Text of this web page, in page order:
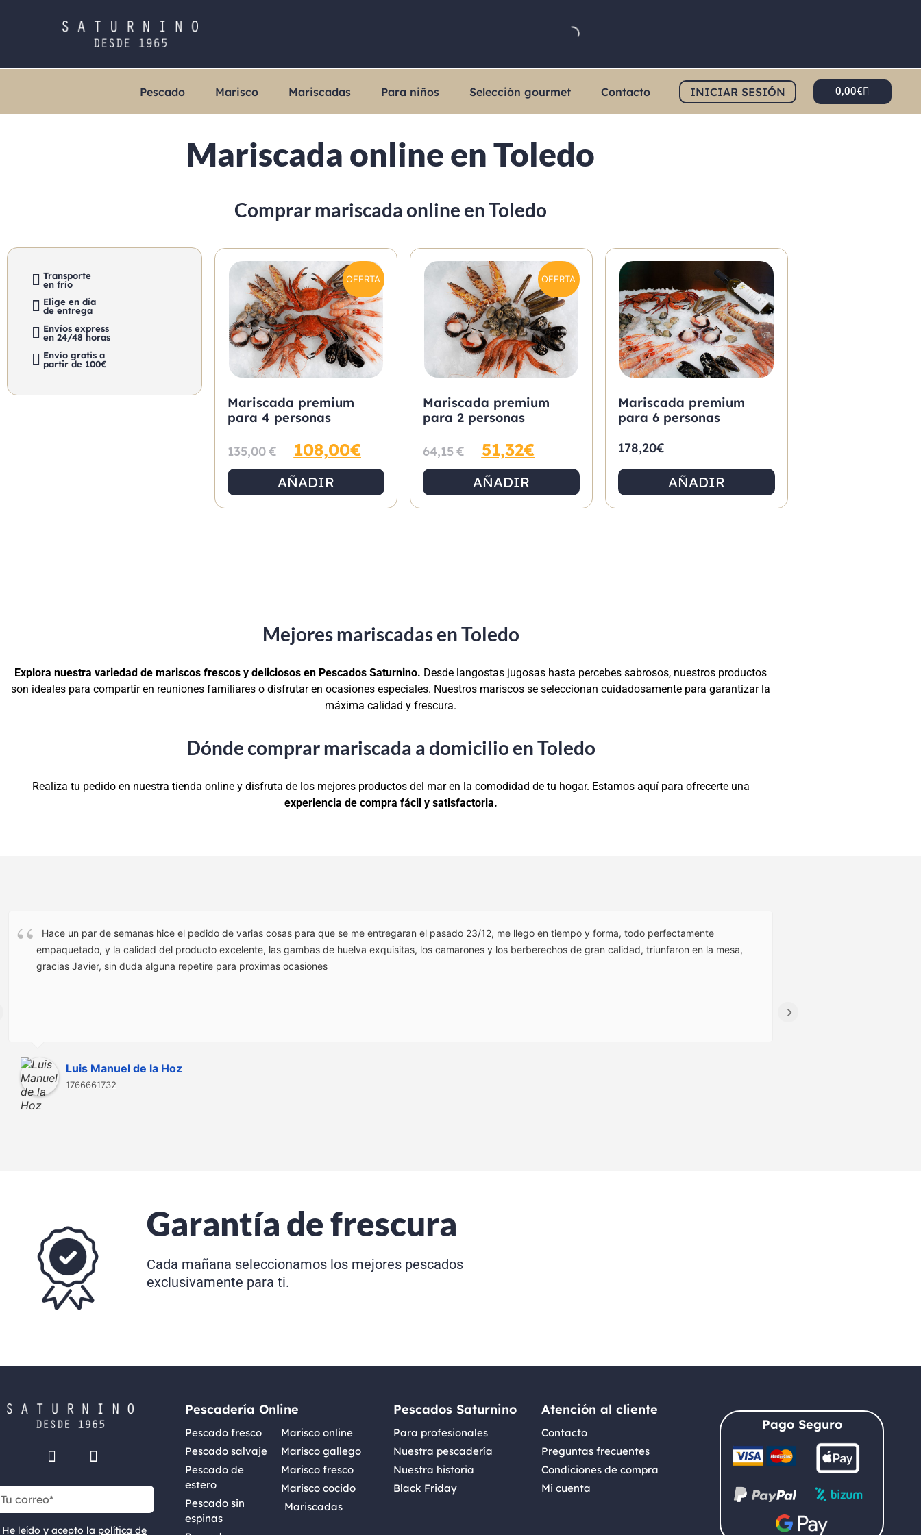
Pescado Marisco Mariscadas Para niños Selección gourmet Contacto INICIAR SESIÓN 0,00€
Mariscada online en Toledo
Comprar mariscada online en Toledo
Transporte
en frío
Elige en día
de entrega
Envíos express
en 24/48 horas
Envío gratis a
partir de 100€
OFERTA
Mariscada premium
para 4 personas
135,00€ 108,00€
AÑADIR
OFERTA
Mariscada premium
para 2 personas
64,15€ 51,32€
AÑADIR
Mariscada premium
para 6 personas
178,20€
AÑADIR
Mejores mariscadas en Toledo
Explora nuestra variedad de mariscos frescos y deliciosos en Pescados Saturnino. Desde langostas jugosas hasta percebes sabrosos, nuestros productos
son ideales para compartir en reuniones familiares o disfrutar en ocasiones especiales. Nuestros mariscos se seleccionan cuidadosamente para garantizar la
máxima calidad y frescura.
Dónde comprar mariscada a domicilio en Toledo
Realiza tu pedido en nuestra tienda online y disfruta de los mejores productos del mar en la comodidad de tu hogar. Estamos aquí para ofrecerte una
experiencia de compra fácil y satisfactoria.
Hace un par de semanas hice el pedido de varias cosas para que se me entregaran el pasado 23/12, me llego en tiempo y forma, todo perfectamente
empaquetado, y la calidad del producto excelente, las gambas de huelva exquisitas, los camarones y los berberechos de gran calidad, triunfaron en la mesa,
gracias Javier, sin duda alguna repetire para proximas ocasiones
Luis Manuel de la Hoz
1766661732
›
Garantía de frescura
Cada mañana seleccionamos los mejores pescados
exclusivamente para ti.
He leído y acepto la política de
Pescadería Online
Pescado fresco
Pescado salvaje
Pescado de
estero
Pescado sin
espinas
Marisco online
Marisco gallego
Marisco fresco
Marisco cocido
Mariscadas
Pescados Saturnino
Para profesionales
Nuestra pescadería
Nuestra historia
Black Friday
Atención al cliente
Contacto
Preguntas frecuentes
Condiciones de compra
Mi cuenta
Pago Seguro